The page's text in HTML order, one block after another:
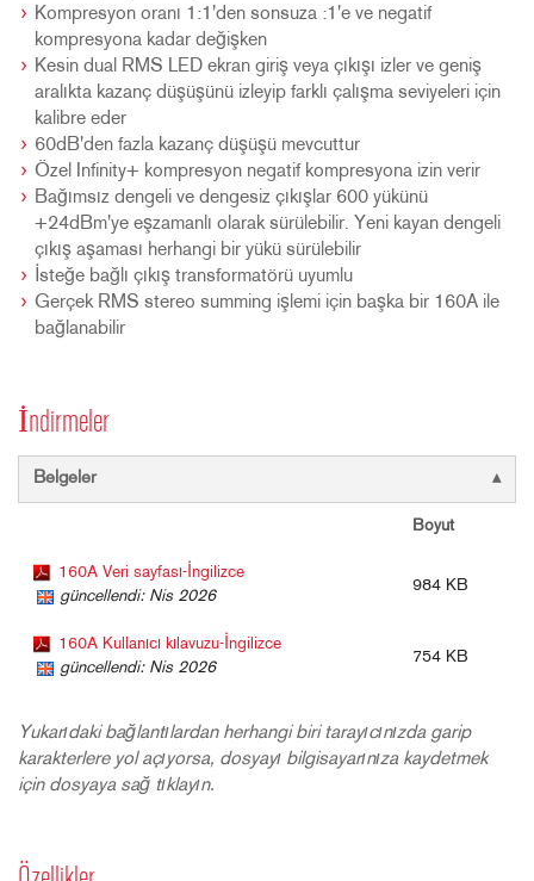
Kompresyon oranı 1:1'den sonsuza :1'e ve negatif
kompresyona kadar değişken
Kesin dual RMS LED ekran giriş veya çıkışı izler ve geniş
aralıkta kazanç düşüşünü izleyip farklı çalışma seviyeleri için
kalibre eder
60dB'den fazla kazanç düşüşü mevcuttur
Özel Infinity+ kompresyon negatif kompresyona izin verir
Bağımsız dengeli ve dengesiz çıkışlar 600 yükünü
+24dBm'ye eşzamanlı olarak sürülebilir. Yeni kayan dengeli
çıkış aşaması herhangi bir yükü sürülebilir
İsteğe bağlı çıkış transformatörü uyumlu
Gerçek RMS stereo summing işlemi için başka bir 160A ile
bağlanabilir
İndirmeler
Belgeler
Boyut
160A Veri sayfası-İngilizce
güncellendi: Nis 2026
984 KB
160A Kullanıcı kılavuzu-İngilizce
güncellendi: Nis 2026
754 KB
Yukarıdaki bağlantılardan herhangi biri tarayıcınızda garip
karakterlere yol açıyorsa, dosyayı bilgisayarınıza kaydetmek
için dosyaya sağ tıklayın.